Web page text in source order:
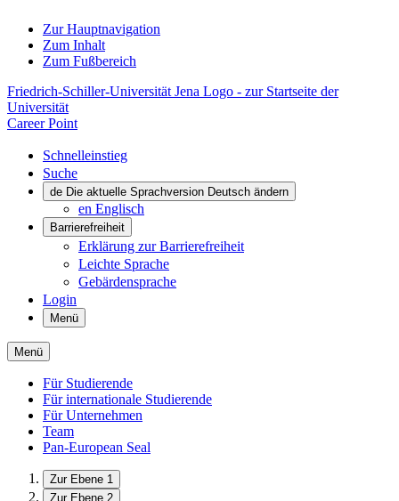
Zur Hauptnavigation
Zum Inhalt
Zum Fußbereich
Friedrich-Schiller-Universität Jena Logo - zur Startseite der
Universität
Career Point
Schnelleinstieg
Suche
de Die aktuelle Sprachversion Deutsch ändern
en Englisch
Barrierefreiheit
Erklärung zur Barrierefreiheit
Leichte Sprache
Gebärdensprache
Login
Menü
Menü
Für Studierende
Für internationale Studierende
Für Unternehmen
Team
Pan-European Seal
Zur Ebene 1
Zur Ebene 2